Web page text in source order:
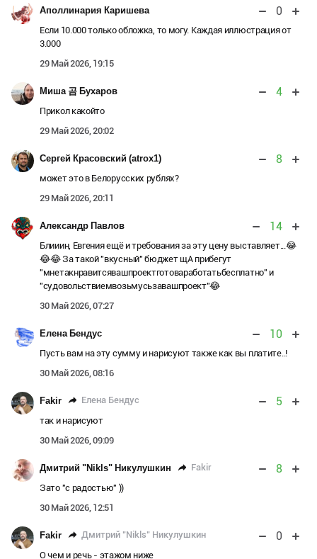
Аполлинария Каришева 0
Если 10.000 только обложка, то могу. Каждая иллюстрация от
3.000
29 Май 2026, 19:15
Миша 곰 Бухаров 4
Прикол какойто
29 Май 2026, 20:02
Сергей Красовский (atrox1) 8
может это в Белорусских рублях?
29 Май 2026, 20:11
Александр Павлов 14
Блииин, Евгения ещё и требования за эту цену выставляет...😂
😂😂 За такой "вкусный" бюджет щА прибегут
"мнетакнравитсявашпроектготоваработатьбесплатно" и
"судовольствиемвозьмусьзавашпроект"😂
30 Май 2026, 07:27
Елена Бендус 10
Пусть вам на эту сумму и нарисуют также как вы платите..!
30 Май 2026, 08:16
Fakir Елена Бендус 5
так и нарисуют
30 Май 2026, 09:09
Дмитрий "Nikls" Никулушкин Fakir 8
Зато "с радостью" ))
30 Май 2026, 12:51
Fakir Дмитрий "Nikls" Никулушкин 0
О чем и речь - этажом ниже